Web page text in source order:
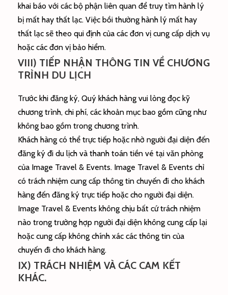
khai báo với các bộ phận liên quan để truy tìm hành lý
bị mất hay thất lạc. Việc bồi thường hành lý mất hay
thất lạc sẽ theo qui định của các đơn vị cung cấp dịch vụ
hoặc các đơn vị bảo hiểm.
VIII) TIẾP NHẬN THÔNG TIN VỀ CHƯƠNG
TRÌNH DU LỊCH
Trước khi đăng ký, Quý khách hàng vui lòng đọc kỹ
chương trình, chi phí, các khoản mục bao gồm cũng như
không bao gồm trong chương trình.
Khách hàng có thể trực tiếp hoặc nhờ người đại diện đến
đăng ký đi du lịch và thanh toán tiền vé tại văn phòng
của Image Travel & Events. Image Travel & Events chỉ
có trách nhiệm cung cấp thông tin chuyến đi cho khách
hàng đến đăng ký trực tiếp hoặc cho người đại diện.
Image Travel & Events không chịu bất cứ trách nhiệm
nào trong trường hợp người đại diện không cung cấp lại
hoặc cung cấp không chính xác các thông tin của
chuyến đi cho khách hàng.
IX) TRÁCH NHIỆM VÀ CÁC CAM KẾT
KHÁC.